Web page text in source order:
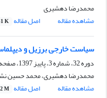
محمدرضا دهشیری
مشاهده مقاله
اصل مقاله K
سیاست‌ خارجی برزیل و
دوره 32، شماره 3، پاییز 1397، صفحه
محمدرضا دهشیری، محمد حسین
مشاهده مقاله
اصل مقاله M